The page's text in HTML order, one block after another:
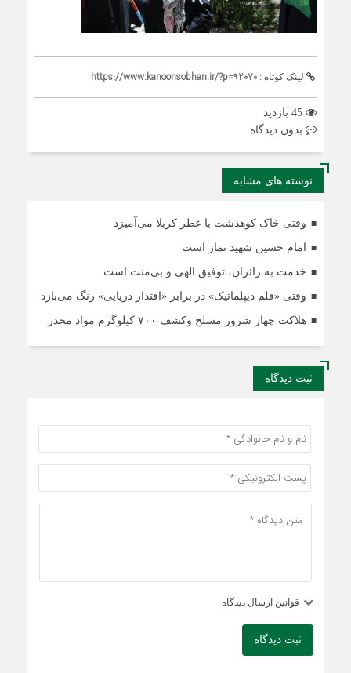
لینک کوتاه : https://www.kanoonsobhan.ir/?p=92070
بدون دیدگاه
نوشته های مشابه
وقتی خاک کوهدشت با عطر کربلا می‌آمیزد
امام حسین شهید نماز است
خدمت به زائران، توفیق الهی و بی‌منت است
وقتی «قلم دیپلماتیک» در برابر «اقتدار دریایی» رنگ می‌بازد
هلاکت چهار شرور مسلح وکشف ۷۰۰ کیلوگرم مواد مخدر
ثبت دیدگاه
قوانین ارسال دیدگاه
ثبت دیدگاه